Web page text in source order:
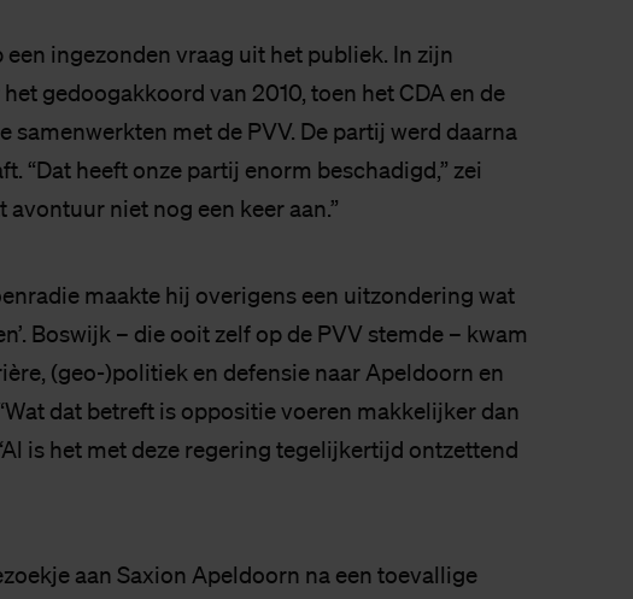
ingezonden vraag uit het publiek. In zijn
gedoogakkoord van 2010, toen het CDA en de
samenwerkten met de PVV. De partij werd daarna
“Dat heeft onze partij enorm beschadigd,” zei
avontuur niet nog een keer aan.”
maakte hij overigens een uitzondering wat
Boswijk – die ooit zelf op de PVV stemde – kwam
(geo-)politiek en defensie naar Apeldoorn en
dat betreft is oppositie voeren makkelijker dan
is het met deze regering tegelijkertijd ontzettend
aan Saxion Apeldoorn na een toevallige